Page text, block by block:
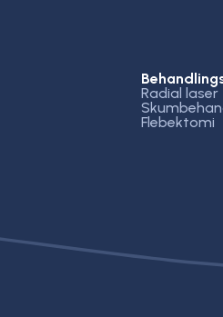
Radial laser
Flebektomi